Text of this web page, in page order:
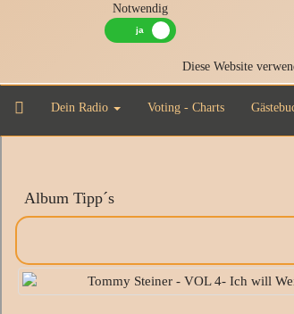
Notwendig
Diese Website
Dein Radio Voting - Charts
Album Tipp´s